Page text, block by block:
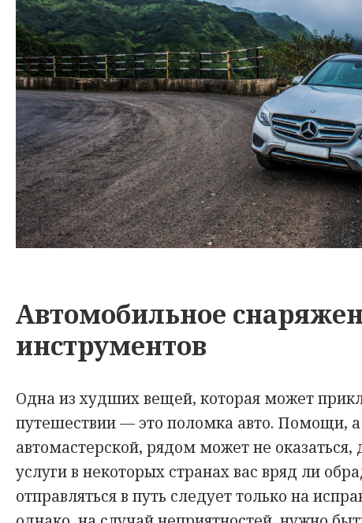
Автомобильное
инструментов
Одна из худших вещей, которая может
путешествии — это поломка авто. Помощи,
автомастерской, рядом может не оказаться,
услуги в некоторых странах вас вряд ли
отправляться в путь следует только на